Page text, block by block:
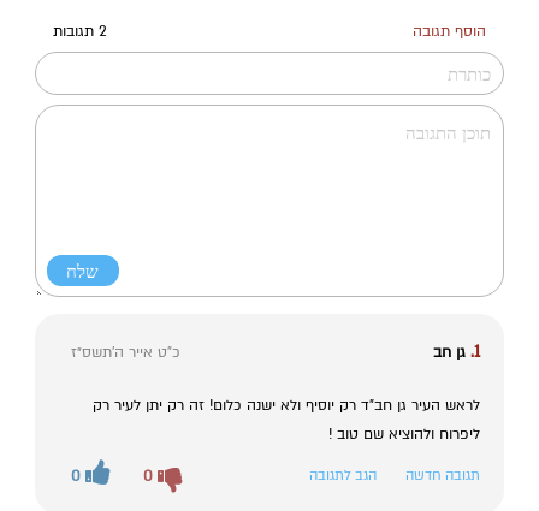
הוסף תגובה 2 תגובות
1. גן חב כ"ט אייר ה׳תשס״ז
לראש העיר גן חב"ד רק יוסיף ולא ישנה כלום! זה רק יתן לעיר רק
ליפרוח ולהוציא שם טוב !
תגובה חדשה הגב לתגובה 0 0